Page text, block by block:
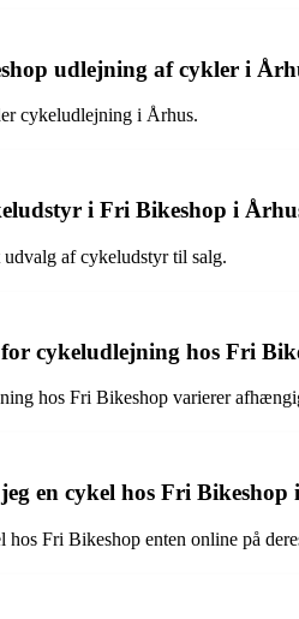
udlejning af cykler i
cykeludlejning i Århus.
i Fri Bikeshop i
af cykeludstyr til salg.
cykeludlejning hos Fri
hos Fri Bikeshop varierer
en cykel hos Fri Bikeshop
Fri Bikeshop enten online på